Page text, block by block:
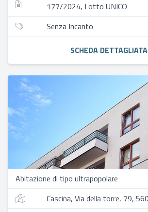
177/2024, Lotto UNICO
Senza Incanto
SCHEDA DETTAGLIATA
Abitazione di tipo ultrapopolare